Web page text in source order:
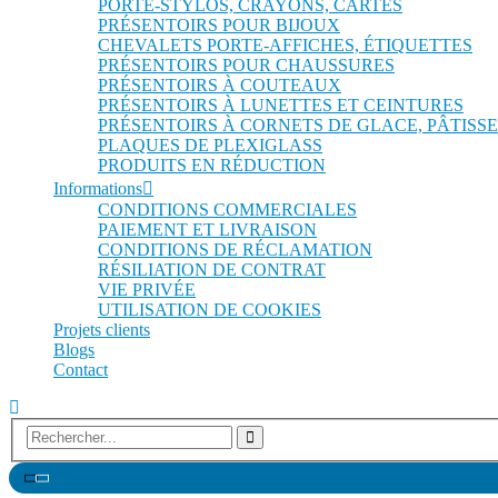
PORTE-STYLOS, CRAYONS, CARTES
PRÉSENTOIRS POUR BIJOUX
CHEVALETS PORTE-AFFICHES, ÉTIQUETTES
PRÉSENTOIRS POUR CHAUSSURES
PRÉSENTOIRS À COUTEAUX
PRÉSENTOIRS À LUNETTES ET CEINTURES
PRÉSENTOIRS À CORNETS DE GLACE,
PLAQUES DE PLEXIGLASS
PRODUITS EN RÉDUCTION
Informations
CONDITIONS COMMERCIALES
PAIEMENT ET LIVRAISON
CONDITIONS DE RÉCLAMATION
RÉSILIATION DE CONTRAT
VIE PRIVÉE
UTILISATION DE COOKIES
Projets clients
Blogs
Contact